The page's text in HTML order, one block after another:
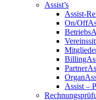
Assist’s
Assist-
On/
Assist –